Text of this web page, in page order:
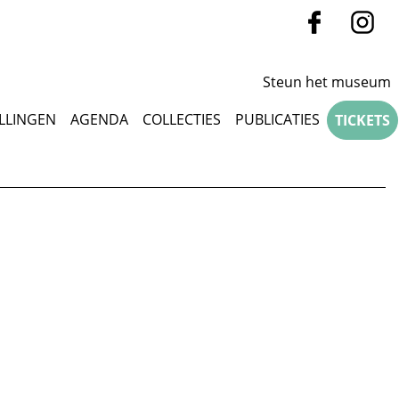
Steun het museum
AGENDA COLLECTIES PUBLICATIES TICKETS